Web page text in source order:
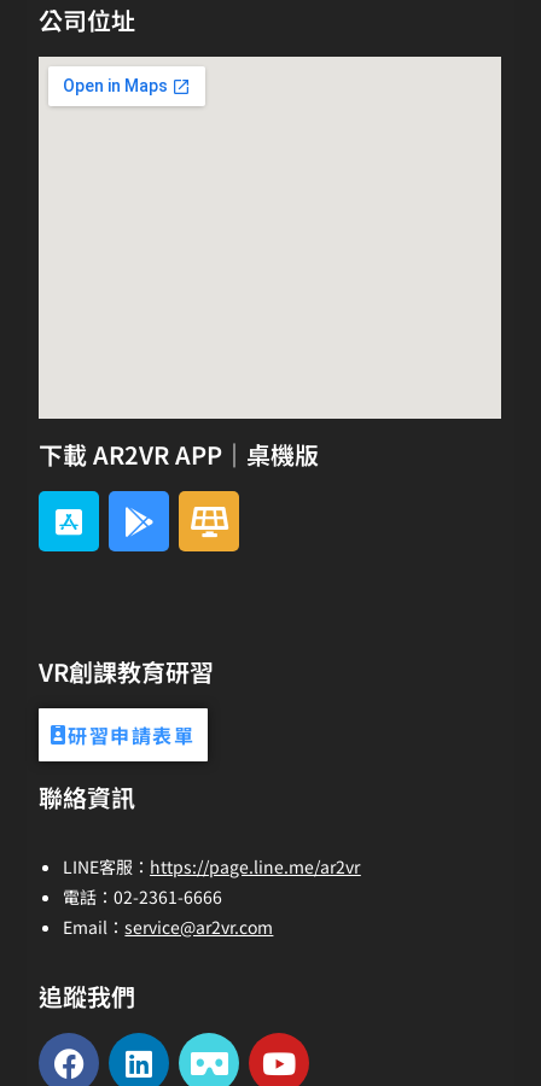
公司位址
下載 AR2VR APP｜桌機版
VR創課教育研習
研習申請表單
聯絡資訊
LINE客服： https://page.line.me/ar2vr
電話：02-2361-6666
Email：service@ar2vr.com
追蹤我們